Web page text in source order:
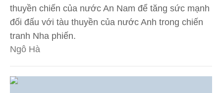
thuyền chiến của nước An Nam để tăng sức mạnh
đối đấu với tàu thuyền của nước Anh trong chiến
tranh Nha phiến.
Ngô Hà